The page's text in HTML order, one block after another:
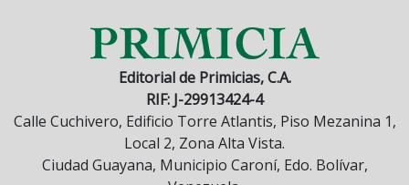
Editorial de Primicias, C.A.
RIF: J-29913424-4
Calle Cuchivero, Edificio Torre Atlantis, Piso Mezanina 1,
Local 2, Zona Alta Vista.
Ciudad Guayana, Municipio Caroní, Edo. Bolívar,